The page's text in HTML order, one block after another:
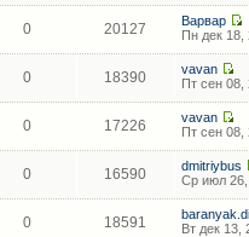
0 20127
Варвар
Пн дек 18,
0 18390
vavan
Пт сен 08,
0 17226
vavan
Пт сен 08,
0 16590
dmitriybus
Ср июл 26,
0 18591
Вт дек 13,